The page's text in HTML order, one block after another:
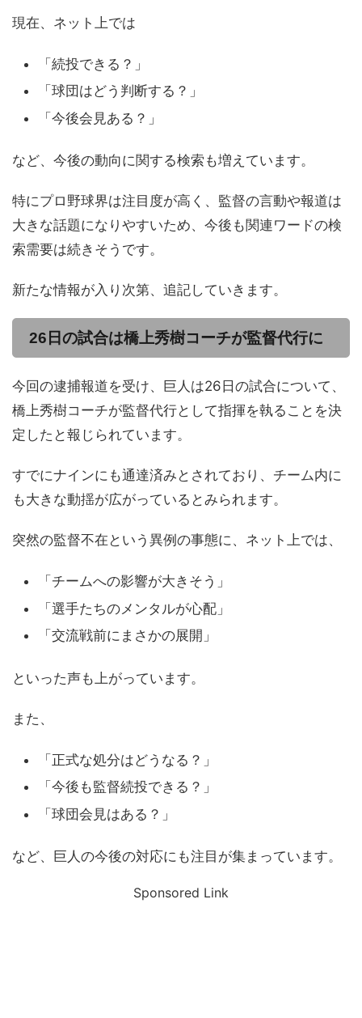
現在、ネット上では
「続投できる？」
「球団はどう判断する？」
「今後会見ある？」
など、今後の動向に関する検索も増えています。
特にプロ野球界は注目度が高く、監督の言動や報道は
大きな話題になりやすいため、今後も関連ワードの検
索需要は続きそうです。
新たな情報が入り次第、追記していきます。
26日の試合は橋上秀樹コーチが監督代行に
今回の逮捕報道を受け、巨人は26日の試合について、
橋上秀樹コーチが監督代行として指揮を執ることを決
定したと報じられています。
すでにナインにも通達済みとされており、チーム内に
も大きな動揺が広がっているとみられます。
突然の監督不在という異例の事態に、ネット上では、
「チームへの影響が大きそう」
「選手たちのメンタルが心配」
「交流戦前にまさかの展開」
といった声も上がっています。
また、
「正式な処分はどうなる？」
「今後も監督続投できる？」
「球団会見はある？」
など、巨人の今後の対応にも注目が集まっています。
Sponsored Link